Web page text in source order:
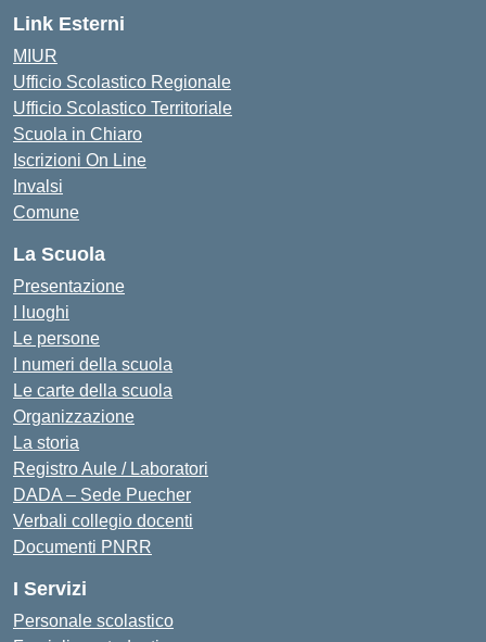
Link Esterni
MIUR
Ufficio Scolastico Regionale
Ufficio Scolastico Territoriale
Scuola in Chiaro
Iscrizioni On Line
Invalsi
Comune
La Scuola
Presentazione
I luoghi
Le persone
I numeri della scuola
Le carte della scuola
Organizzazione
La storia
Registro Aule / Laboratori
DADA – Sede Puecher
Verbali collegio docenti
Documenti PNRR
I Servizi
Personale scolastico